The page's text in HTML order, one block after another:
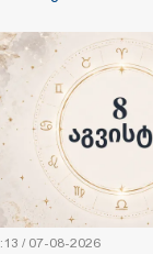
იმნაძის
- ეკა
/ 07-08-2026